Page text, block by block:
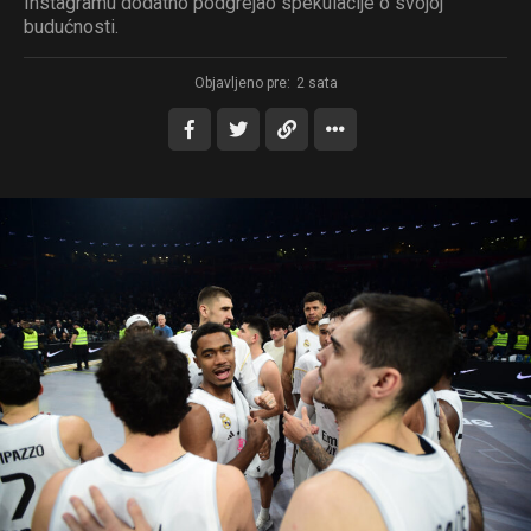
budućnosti.
Objavljeno pre: 2 sata